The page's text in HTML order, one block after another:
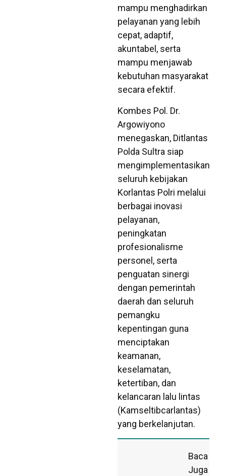
mampu menghadirkan
pelayanan yang lebih
cepat, adaptif,
akuntabel, serta
mampu menjawab
kebutuhan masyarakat
secara efektif.
Kombes Pol. Dr.
Argowiyono
menegaskan, Ditlantas
Polda Sultra siap
mengimplementasikan
seluruh kebijakan
Korlantas Polri melalui
berbagai inovasi
pelayanan,
peningkatan
profesionalisme
personel, serta
penguatan sinergi
dengan pemerintah
daerah dan seluruh
pemangku
kepentingan guna
menciptakan
keamanan,
keselamatan,
ketertiban, dan
kelancaran lalu lintas
(Kamseltibcarlantas)
yang berkelanjutan.
Baca
Juga